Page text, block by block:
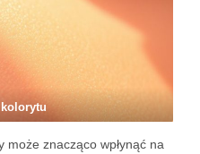
może znacząco wpłynąć na